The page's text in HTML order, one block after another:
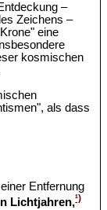
–
Zeichens –
eine
kosmischen
als dass
Entfernung
Lichtjahren,¹)